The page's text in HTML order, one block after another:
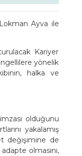
Ayva ile
Kariyer
yönelik
halka ve
olduğunu
yakalamış
değişimine de
olmasını,